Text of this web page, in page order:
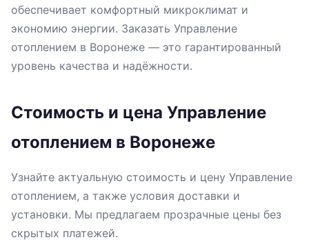
обеспечивает комфортный микроклимат и
экономию энергии. Заказать Управление
отоплением в Воронеже — это гарантированный
уровень качества и надёжности.
Стоимость и цена Управление
отоплением в Воронеже
Узнайте актуальную стоимость и цену Управление
отоплением, а также условия доставки и
установки. Мы предлагаем прозрачные цены без
скрытых платежей.